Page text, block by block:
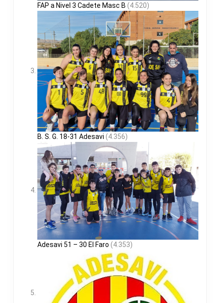
FAP a Nivel 3 Cadete Masc B (4.520)
B. S. G. 18-31 Adesavi (4.356)
Adesavi 51 – 30 El Faro (4.353)